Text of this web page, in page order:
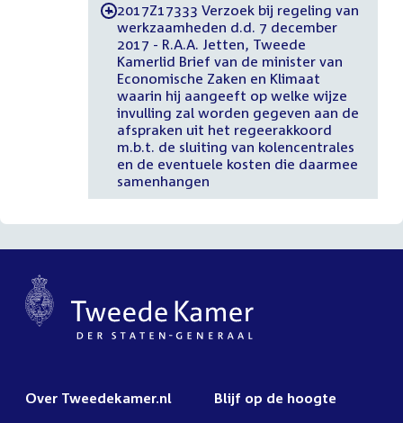
-2017Z17333 Verzoek bij regeling van
werkzaamheden d.d. 7 december
2017 - R.A.A. Jetten, Tweede
Kamerlid Brief van de minister van
Economische Zaken en Klimaat
waarin hij aangeeft op welke wijze
invulling zal worden gegeven aan de
afspraken uit het regeerakkoord
m.b.t. de sluiting van kolencentrales
en de eventuele kosten die daarmee
samenhangen
Over Tweedekamer.nl Blijf op de hoogte